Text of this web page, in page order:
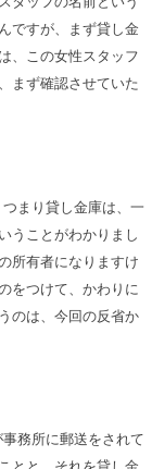
ですが、まず貸し金
、この女性スタッフ
まず確認させていた
まり貸し金庫は、一
うことがわかりまし
所有者になりますけ
をつけて、かわりに
のは、今回の反省か
務所に郵送をされて